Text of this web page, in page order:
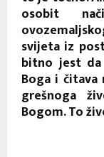
osobit
svijeta iz
bitno jest
Boga i
grešnoga
Bogom. To